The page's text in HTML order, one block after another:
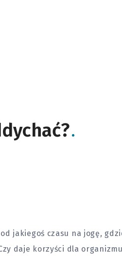
jakiegoś czasu na jogę,
daje korzyści dla